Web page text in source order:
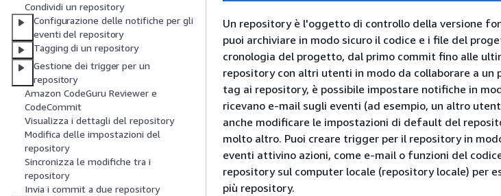
Condividi un repository
Configurazione delle notifiche per gli
eventi del repository
Tagging di un repository
Gestione dei trigger per un
repository
Amazon CodeGuru Reviewer e
CodeCommit
Visualizza i dettagli del repository
Modifica delle impostazioni del
repository
Sincronizza le modifiche tra i
repository
Invia i commit a due repository
Un repository è l'oggetto di controllo della versione
puoi archiviare in modo sicuro il codice e i file del
cronologia del progetto, dal primo commit fino alle
repository con altri utenti in modo da collaborare a un
tag ai repository, è possibile impostare notifiche in
ricevano e-mail sugli eventi (ad esempio, un altro
anche modificare le impostazioni di default del
molto altro. Puoi creare trigger per il repository in
eventi attivino azioni, come e-mail o funzioni del
repository sul computer locale (repository locale) per
più repository.